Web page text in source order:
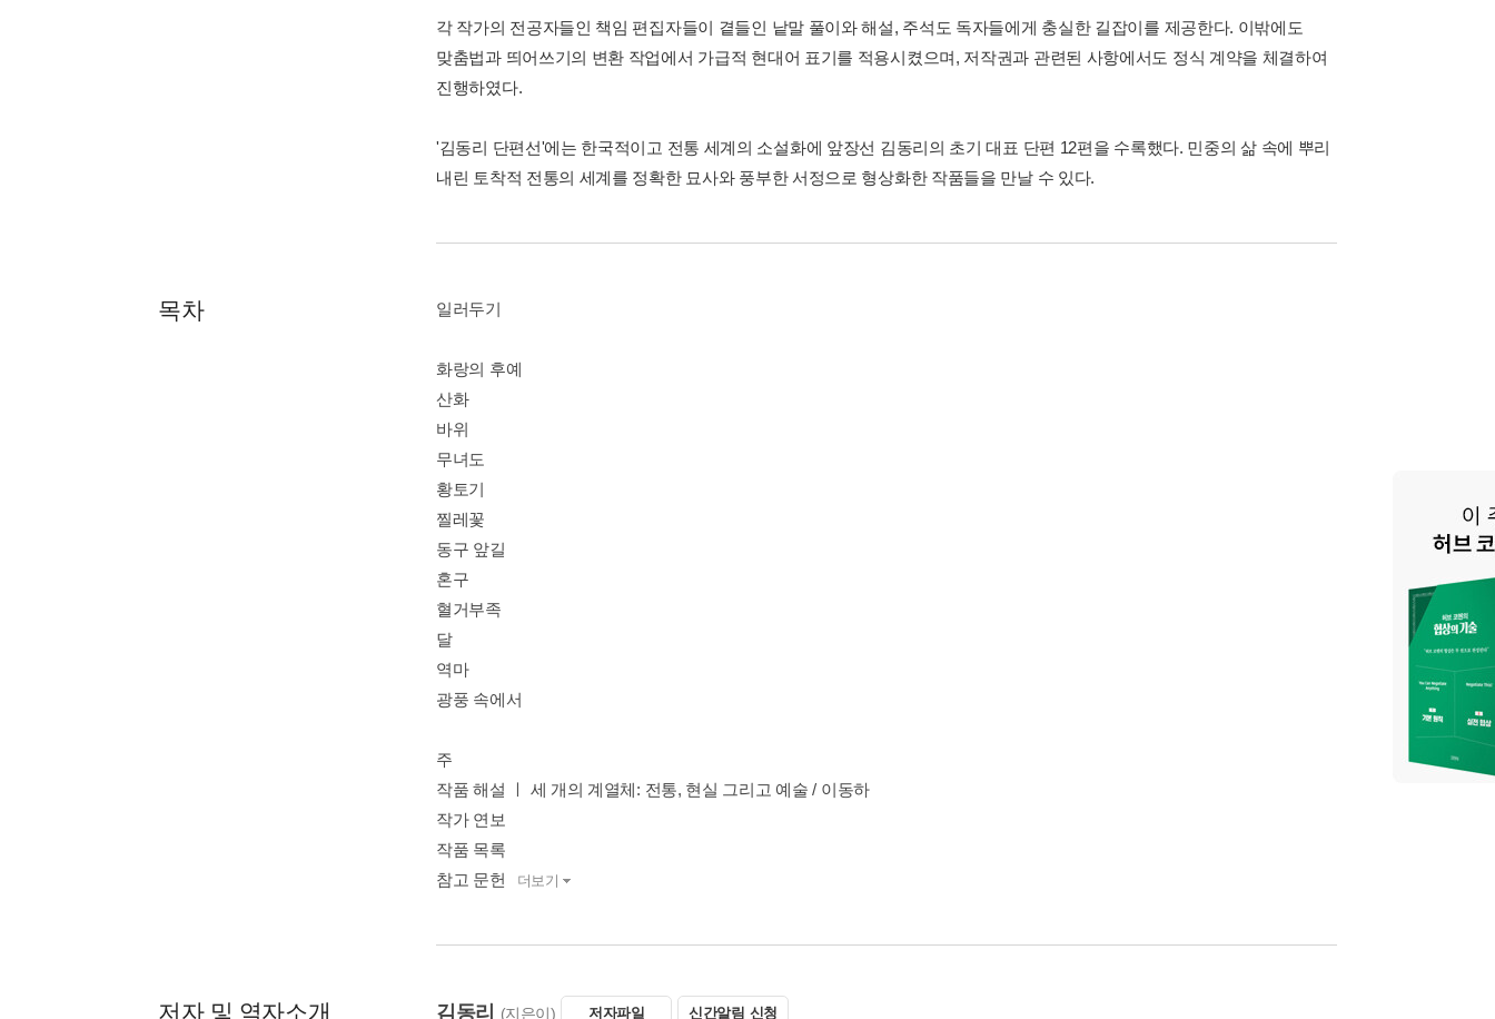
각 작가의 전공자들인 책임 편집자들이 곁들인 낱말 풀이와 해설, 주석도 독자들에게 충실한 길잡이를 제공한다. 이밖에도
맞춤법과 띄어쓰기의 변환 작업에서 가급적 현대어 표기를 적용시켰으며, 저작권과 관련된 사항에서도 정식 계약을 체결하여
진행하였다.
'김동리 단편선'에는 한국적이고 전통 세계의 소설화에 앞장선 김동리의 초기 대표 단편 12편을 수록했다. 민중의 삶 속에 뿌리
내린 토착적 전통의 세계를 정확한 묘사와 풍부한 서정으로 형상화한 작품들을 만날 수 있다.
목차 일러두기
화랑의 후예
산화
바위
무녀도
황토기
찔레꽃
동구 앞길
혼구
혈거부족
달
역마
광풍 속에서
주
작품 해설 ㅣ 세 개의 계열체: 전통, 현실 그리고 예술 / 이동하
작가 연보
작품 목록
참고 문헌
더보기
저자 및 역자소개 김동리 (지은이) 저자파일 신간알림 신청